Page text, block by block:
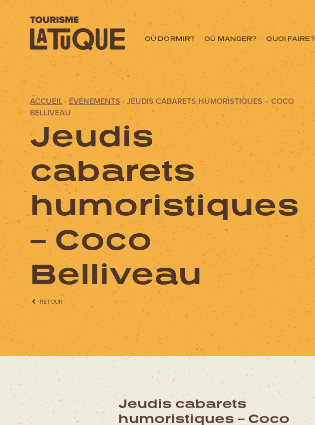
OÙ DORMIR? OÙ MANGER? QUOI FAIRE?
Menu
L'aventure commence ici
OÙ DORMIR?
OÙ MANGER?
QUOI FAIRE?
AVENTURES
CIRCUITS MOTO
ACCUEIL- ÉVÉNEMENTS -JEUDIS CABARETS HUMORISTIQUES – COCO
BELLIVEAU
Jeudis
cabarets
humoristiques
– Coco
Belliveau
RETOUR
Jeudis cabarets
humoristiques – Coco